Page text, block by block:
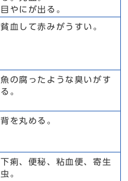
目やにが出る。
貧血して赤みがうすい。
魚の腐ったような臭いがす
る。
背を丸める。
下痢、便秘、粘血便、寄生
虫。